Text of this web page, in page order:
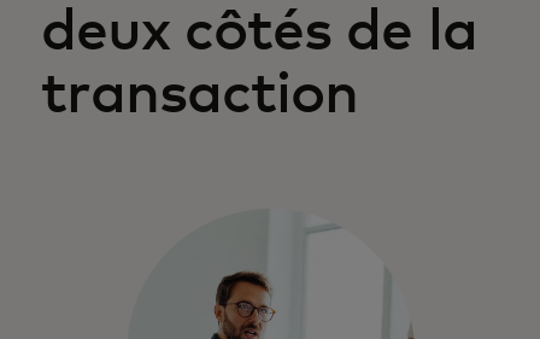
deux côtés de la
transaction